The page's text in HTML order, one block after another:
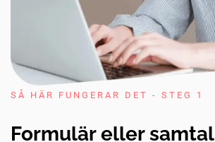
SÅ HÄR FUNGERAR DET - STEG 1
Formulär eller samtal